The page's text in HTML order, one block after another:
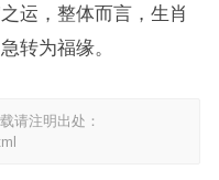
运，整体而言，生肖
转为福缘。
请注明出处：